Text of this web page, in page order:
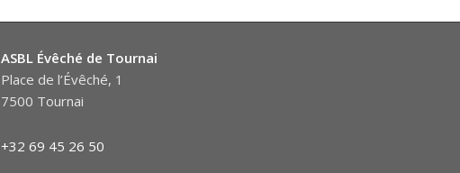
ASBL Évêché de Tournai
Place de l’Évêché, 1
7500 Tournai
+32 69 45 26 50